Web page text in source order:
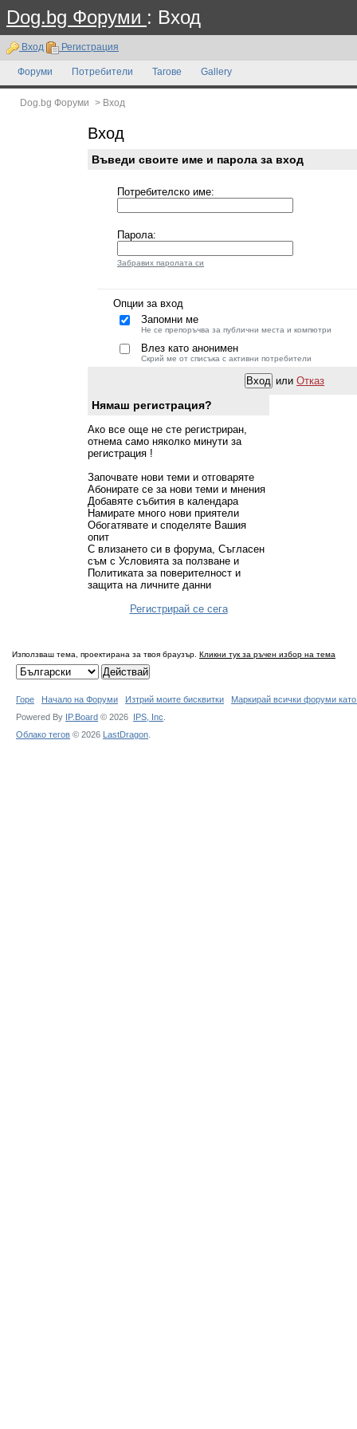
Dog.bg Форуми : Вход
Вход Регистрация
Форуми Потребители Тагове Gallery
Dog.bg Форуми > Вход
Вход
Въведи своите име и парола за вход
Потребителско име:
Парола:
Забравих паролата си
Опции за вход
Запомни ме
Не се препоръчва за публични места и компютри
Влез като анонимен
Скрий ме от списъка с активни потребители
или Отказ
Нямаш регистрация?
Ако все още не сте регистриран,
отнема само няколко минути за
регистрация !
Започвате нови теми и отговаряте
Абонирате се за нови теми и мнения
Добавяте събития в календара
Намирате много нови приятели
Обогатявате и споделяте Вашия
опит
С влизането си в форума, Съгласен
съм с Условията за ползване и
Политиката за поверителност и
защита на личните данни
Регистрирай се сега
Използваш тема, проектирана за твоя браузър. Кликни тук за ръчен избор на тема
Горе Начало на Форуми Изтрий моите бисквитки
Маркирай всички форуми
Powered By
IP.Board © 2026 IPS, Inc
Облако тегов © 2026 LastDragon